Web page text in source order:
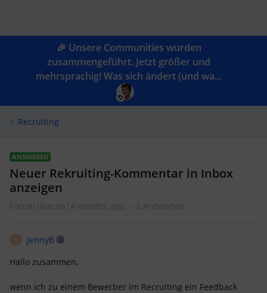
🎉 Unsere Communities wurden
zusammengeführt. Jetzt größer und
mehrsprachig! Was sich ändert (und wa...
Recruiting
ANSWERED
Neuer Rekruiting-Kommentar in Inbox
anzeigen
Forum|Forum|4 months ago 2 Antworten
JennyB
Hallo zusammen,
wenn ich zu einem Bewerber im Recruiting ein Feedback